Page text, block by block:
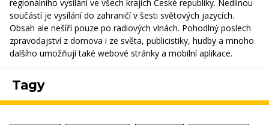
regionálního vysílání ve všech krajích České republiky. Nedílnou
součástí je vysílání do zahraničí v šesti světových jazycích.
Obsah ale nešíří pouze po radiových vlnách. Pohodlný poslech
zpravodajství z domova i ze světa, publicistiky, hudby a mnoho
dalšího umožňují také webové stránky a mobilní aplikace.
Tagy